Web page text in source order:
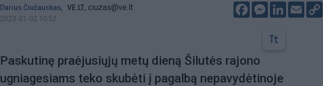
Darius Čiužauskas, VE.LT, ciuzas@ve.lt
2023-01-02 10:52
FacebookMessenger
LinkedIn
Email
Paskutinę praėjusiųjų metų dieną Šilutės rajono
ugniagesiams teko skubėti į pagalbą nepavydėtinoje